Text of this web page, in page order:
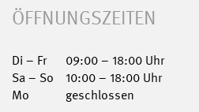
ÖFFNUNGSZEITEN
Di – Fr
09:00 – 18:00 Uhr
Sa – So
10:00 – 18:00 Uhr
Mo
geschlossen